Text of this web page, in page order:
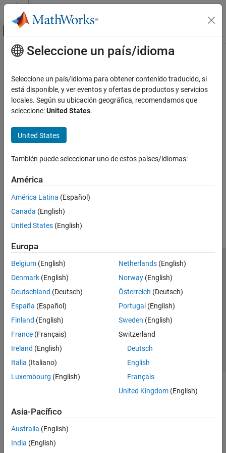
Saltar al contenido
Mostrar/ocultar menú de navegación
Inicio de Documentación
Contenido principal
How useful was this information?
Seleccione un país/idioma
Seleccione un país/idioma para obtener contenido traducido, si
está disponible, y ver eventos y ofertas de productos y servicios
locales. Según su ubicación geográfica, recomendamos que
seleccione:United States.
United States
También puede seleccionar uno de estos países/idiomas:
América
América Latina (Español)
Canada (English)
United States (English)
Europa
Belgium (English)
Denmark (English)
Deutschland (Deutsch)
España (Español)
Finland (English)
France (Français)
Ireland (English)
Italia (Italiano)
Luxembourg (English)
Netherlands(English)
Norway(English)
Österreich (Deutsch)
Portugal (English)
Sweden (English)
Switzerland
Deutsch
English
Français
United Kingdom(English)
Asia-Pacífico
Australia (English)
India (English)
Centro de confianza
Marcas comerciales
Política de privacidad
Antipiratería
Estado de las aplicaciones
Información de contacto
© 1994-2026 The MathWorks, Inc.
Seleccione un país/